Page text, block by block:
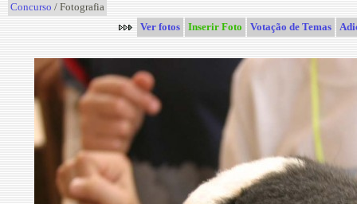
Concurso / Fotografia
Ver fotos
Inserir Foto Votação de Temas